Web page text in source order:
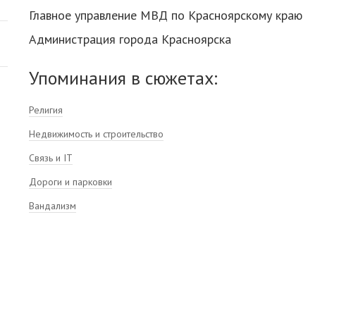
Главное управление МВД по Красноярскому краю
Администрация города Красноярска
Упоминания в сюжетах:
Религия
Недвижимость и строительство
Связь и IT
Дороги и парковки
Вандализм